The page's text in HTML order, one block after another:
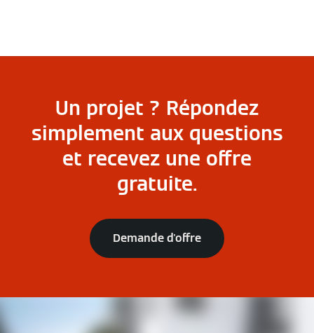
Un projet ? Répondez
simplement aux questions
et recevez une offre
gratuite.
Demande d'offre